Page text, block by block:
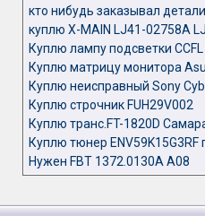
кто нибудь заказывал
куплю X-MAIN LJ41-02758A
Куплю лампу подсветки
Куплю матрицу монитора
Куплю неисправный Sony
Куплю строчник FUH29V002
Куплю транс.FT-1820D
Куплю тюнер ENV59K15G3RF
Нужен FBT 1372.0130A A08